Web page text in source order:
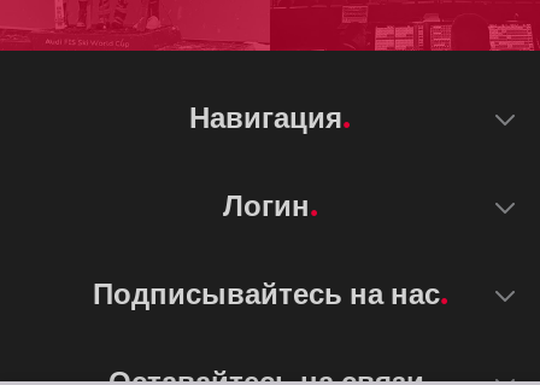
Навигация
Логин
Подписывайтесь на нас